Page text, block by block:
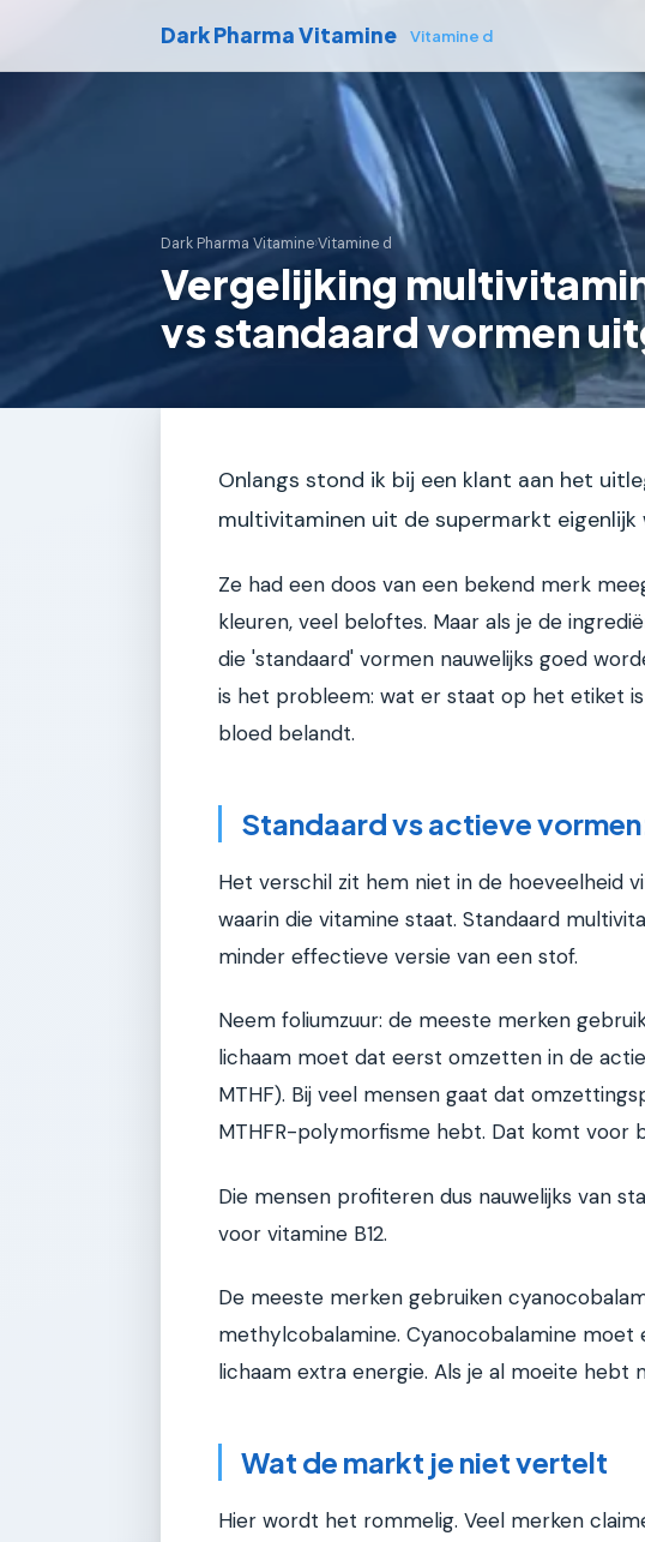
Dark Pharma Vitamine Vitamine d
Dark Pharma Vitamine›Vitamine d
Vergelijking
vs standaard vormen
Onlangs stond ik bij een klant aan het
multivitaminen uit de supermarkt eigenlijk
Ze had een doos van een bekend merk
kleuren, veel beloftes. Maar als je de
die 'standaard' vormen nauwelijks goed
is het probleem: wat er staat op het etiket
bloed belandt.
Standaard vs actieve
Het verschil zit hem niet in de hoeveelheid
waarin die vitamine staat. Standaard
minder effectieve versie van een stof.
Neem foliumzuur: de meeste merken
lichaam moet dat eerst omzetten in de
MTHF). Bij veel mensen gaat dat
MTHFR-polymorfisme hebt. Dat komt voor
Die mensen profiteren dus nauwelijks van
voor vitamine B12.
De meeste merken gebruiken
methylcobalamine. Cyanocobalamine
lichaam extra energie. Als je al moeite hebt
Wat de markt je niet vertelt
Hier wordt het rommelig. Veel merken